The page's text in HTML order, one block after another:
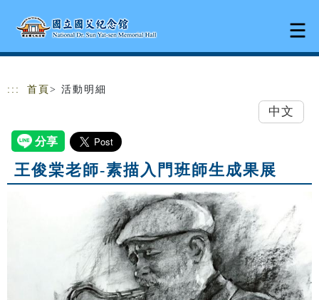
::: 首頁 > 活動明細
中文
王俊棠老師-素描入門班師生成果展